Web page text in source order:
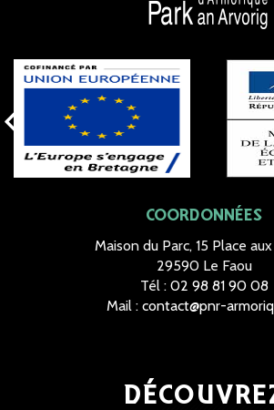
NOS PARTENAIRES
COORDONNÉES
Maison du Parc, 15 Place
29590 Le Faou
Tél : 02 98 81 90 08
Mail : contact@pnr-